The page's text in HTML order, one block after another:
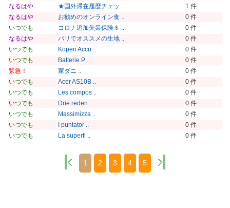
なるはや
★国外滞在履歴チェッ ..
1 件
なるはや
お勧めのオンライン食 ..
0 件
いつでも
コロナ追加失業保険＄ ..
0 件
なるはや
パリでオススメの生地 ..
0 件
いつでも
Kopen Accu ..
0 件
いつでも
Batterie P ..
0 件
緊急！
家ダニ ..
0 件
いつでも
Acer AS10B ..
0 件
いつでも
Les compos ..
0 件
いつでも
Drie reden ..
0 件
いつでも
Massimizza ..
0 件
いつでも
I puntator ..
0 件
いつでも
La superfi .. 0 件
1 2 3 4 5